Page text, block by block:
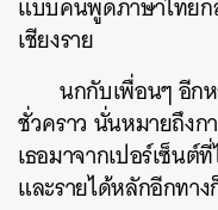
แบบคนพูดภาษาไทยก
เชียงราย
นกกับเพื่อนๆ อีก
ชั่วคราว นั่นหมายถึงก
เธอมาจากเปอร์เซ็น
และรายได้หลักอีกทา